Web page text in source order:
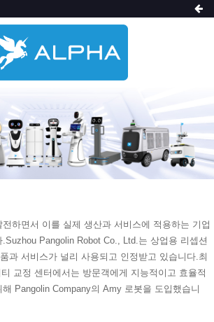
하면서 이를 실제 생산과 서비스에 적용하는 기업
Pangolin Robot Co., Ltd.는 상업용 리셉션
과 서비스가 널리 사용되고 인정받고 있습니다.최
교정 센터에서는 방문객에게 지능적이고 효율적
Pangolin Company의 Amy 로봇을 도입했습니